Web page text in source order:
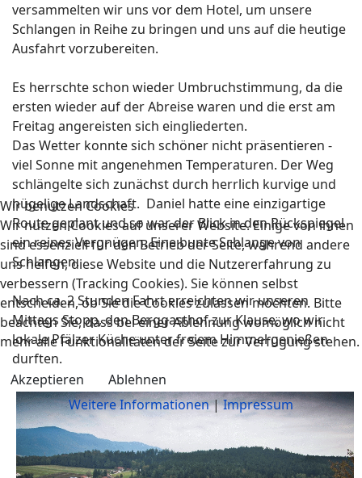
versammelten wir uns vor dem Hotel, um unsere
Schlangen in Reihe zu bringen und uns auf die heutige
Ausfahrt vorzubereiten.
Es herrschte schon wieder Umbruchstimmung, da die
ersten wieder auf der Abreise waren und die erst am
Freitag angereisten sich eingliederten.
Das Wetter konnte sich schöner nicht präsentieren -
viel Sonne mit angenehmen Temperaturen. Der Weg
schlängelte sich zunächst durch herrlich kurvige und
hügelige Landschaft. Daniel hatte eine einzigartige
Route geplant und so war der Blick in den Rückspiegel
ein reines Vergnügen. Eine bunte Schlange von
Schlangen.
Nach ca. 2 Stunden Fahrt erreichten wir unseren
Mittags Stopp, den Berggasthof zur Klause, wo wir
lokale Pfälzer Küche unter freiem Himmel genießen
durften.
Wir benutzen Cookies
Wir nutzen Cookies auf unserer Website. Einige von ihnen
sind essenziell für den Betrieb der Seite, während andere
uns helfen, diese Website und die Nutzererfahrung zu
verbessern (Tracking Cookies). Sie können selbst
entscheiden, ob Sie die Cookies zulassen möchten. Bitte
beachten Sie, dass bei einer Ablehnung womöglich nicht
mehr alle Funktionalitäten der Seite zur Verfügung stehen.
Akzeptieren
Ablehnen
Weitere Informationen|Impressum